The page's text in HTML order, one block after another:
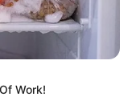
Work!